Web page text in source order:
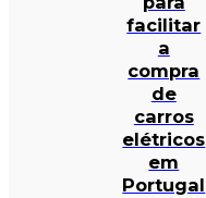
facilitar
a
compra
de
carros
elétricos
em
Portugal